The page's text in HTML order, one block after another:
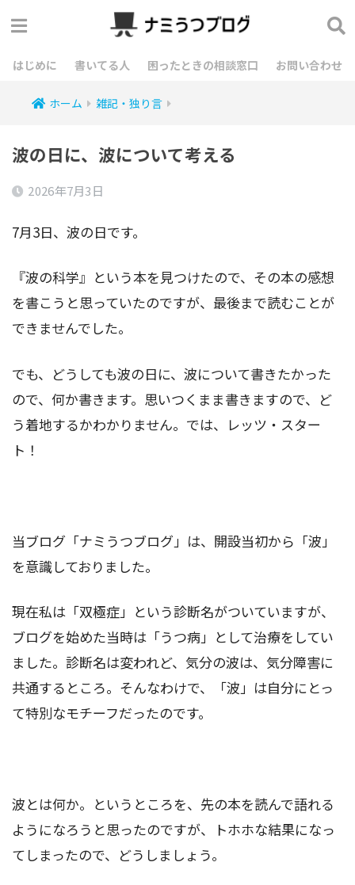
はじめに 書いてる人 困ったときの相談窓口 お問い合わせ
ホーム 雑記・独り言
波の日に、波について考える
2026年7月3日
7月3日、波の日です。
『波の科学』という本を見つけたので、その本の感想
を書こうと思っていたのですが、最後まで読むことが
できませんでした。
でも、どうしても波の日に、波について書きたかった
ので、何か書きます。思いつくまま書きますので、ど
う着地するかわかりません。では、レッツ・スター
ト！
当ブログ「ナミうつブログ」は、開設当初から「波」
を意識しておりました。
現在私は「双極症」という診断名がついていますが、
ブログを始めた当時は「うつ病」として治療をしてい
ました。診断名は変われど、気分の波は、気分障害に
共通するところ。そんなわけで、「波」は自分にとっ
て特別なモチーフだったのです。
波とは何か。というところを、先の本を読んで語れる
ようになろうと思ったのですが、トホホな結果になっ
てしまったので、どうしましょう。